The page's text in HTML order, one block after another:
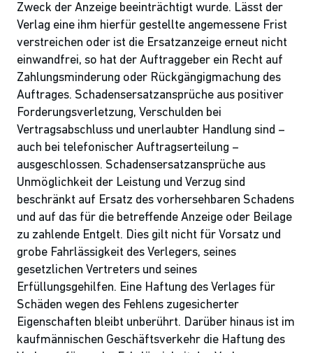
Zweck der Anzeige beeinträchtigt wurde. Lässt der
Verlag eine ihm hierfür gestellte angemessene Frist
verstreichen oder ist die Ersatzanzeige erneut nicht
einwandfrei, so hat der Auftraggeber ein Recht auf
Zahlungsminderung oder Rückgängigmachung des
Auftrages. Schadensersatzansprüche aus positiver
Forderungsverletzung, Verschulden bei
Vertragsabschluss und unerlaubter Handlung sind –
auch bei telefonischer Auftragserteilung –
ausgeschlossen. Schadensersatzansprüche aus
Unmöglichkeit der Leistung und Verzug sind
beschränkt auf Ersatz des vorhersehbaren Schadens
und auf das für die betreffende Anzeige oder Beilage
zu zahlende Entgelt. Dies gilt nicht für Vorsatz und
grobe Fahrlässigkeit des Verlegers, seines
gesetzlichen Vertreters und seines
Erfüllungsgehilfen. Eine Haftung des Verlages für
Schäden wegen des Fehlens zugesicherter
Eigenschaften bleibt unberührt. Darüber hinaus ist im
kaufmännischen Geschäftsverkehr die Haftung des